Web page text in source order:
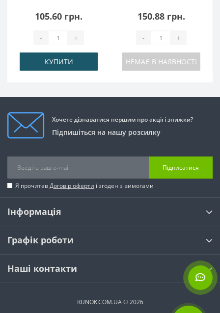
105.60 грн.
- +
КУПИТИ
150.88 грн.
- +
НЕМАЄ В НАЯВНОСТІ
Хочете дізнаватися першим про акції і знижки?
Підпишіться на нашу розсилку
Підписатися
Я прочитавДоговір оферти і згоден з вимогами
Інформація
Графік роботи
Наші контакти
RUNOK.COM.UA © 2026